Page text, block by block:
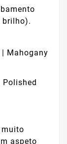
brilho).
Mahogany
aspeto